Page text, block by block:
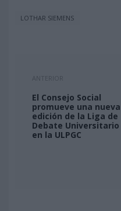
LOTHAR SIEMENS
ANTERIOR
El Consejo Social
promueve una nueva
edición de la Liga de
Debate Universitario
en la ULPGC